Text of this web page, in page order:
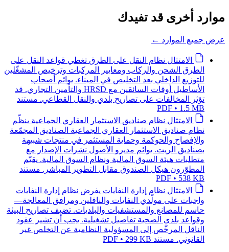
موارد أخرى قد تفيدك
عرض جميع الموارد ←
الامتثال نظام النقل على الطرق تغطي قواعد النقل على
الطرق الشحن والركاب ومعايير المركبات وترخيص المشغّلين
للتوزيع الداخلي بعد التخليص في الميناء. يوائم أصحاب
الأساطيل أوقات السائقين مع HRSD والتأمين التجاري. قد
تؤثر المخالفات على تصاريح بلدي والنقل القطاعي. مستند
PDF • 1.5 MB
الامتثال نظام صناديق الاستثمار العقاري الجماعية ينظّم
نظام صناديق الاستثمار العقاري الجماعية الصناديق المجمّعة
والإفصاح والحوكمة وحماية المستثمر في منتجات شبيهة
بصناديق الريت. يوائم مديرو الأصول نشرات الإصدار مع
متطلبات هيئة السوق المالية ونظام السوق المالية. يقيّم
المطوّرون هيكل الصندوق مقابل التطوير المباشر. مستند
PDF • 538 KB
الامتثال نظام إدارة النفايات يفرض نظام إدارة النفايات
واجبات على مولّدي النفايات والناقلين ومرافق المعالجة—
حاسم للمصانع والمستشفيات والبلديات. تضيف تصاريح البيئة
وقواعد بلدي الصحية تفاصيل تشغيلية. يجب أن تشير عقود
الناقل المرخّص إلى المسؤولية النظامية عن التخلص غير
القانوني. مستند PDF • 299 KB